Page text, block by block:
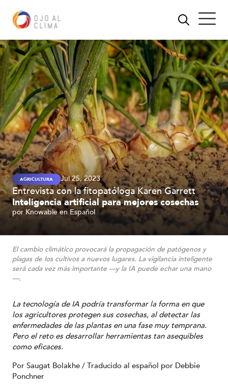
AGRICULTURA Jul 25, 2023
Entrevista con la fitopatóloga Karen Garrett
Inteligencia artificial para mejores cosechas
por Knowable en Español
El cambio climático provocará la propagación de patógenos y
plagas de los cultivos a nuevos lugares. La vigilancia inteligente
será cada vez más importante —y la IA puede echar una mano
—.
La tecnología de IA podría transformar la forma en que
los agricultores protegen sus cosechas, al detectar las
enfermedades de las plantas en una fase muy temprana.
Pero el reto es desarrollar herramientas tan asequibles
como eficaces.
Por Saugat Bolakhe / Traducido al español por Debbie
Ponchner